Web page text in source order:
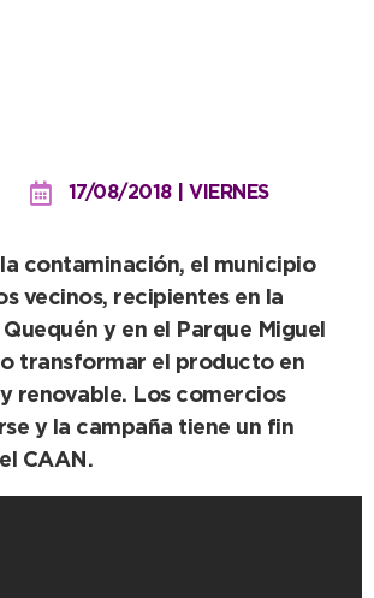
17/08/2018 | VIERNES
contaminación, el municipio
vecinos, recipientes en la
y en el Parque Miguel
transformar el producto en
renovable. Los comercios
y la campaña tiene un fin
CAAN.